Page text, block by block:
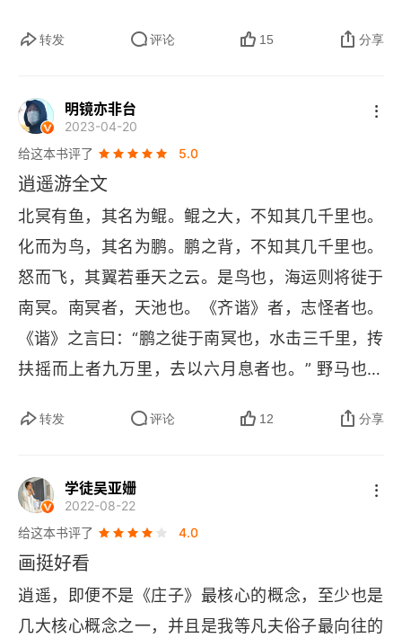
转发 评论 15 分享
明镜亦非台
2023-04-20
给这本书评了
5.0
逍遥游全文
北冥有鱼，其名为鲲。鲲之大，不知其几千里也。
化而为鸟，其名为鹏。鹏之背，不知其几千里也。
怒而飞，其翼若垂天之云。是鸟也，海运则将徙于
南冥。南冥者，天池也。《齐谐》者，志怪者也。
《谐》之言曰：“鹏之徙于南冥也，水击三千里，抟
扶摇而上者九万里，去以六月息者也。” 野马也，
邪？其远而无所至极邪？其视下也，亦若是则已
水于坳堂之上，则芥为之舟；置杯焉则胶，水浅而
万里则风斯在下矣，而后乃今培风；背负青天而莫
之夭阏者，而后乃今将图南。“蜩与学鸠笑之
曰：‘我决起而飞，抢榆枋，时则不至，而控于地而
转发 评论 12 分享
学徒吴亚姗
2022-08-22
给这本书评了
4.0
画挺好看
逍遥，即便不是《庄子》最核心的概念，至少也是
几大核心概念之一，并且是我等凡夫俗子最向往的